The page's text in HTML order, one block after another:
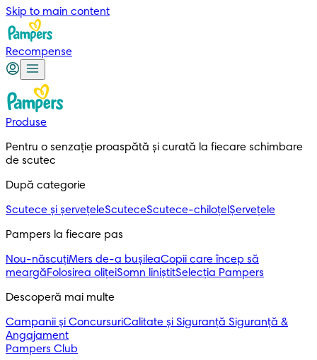
Skip to main content
Recompense
Produse
Pentru o senzație proaspătă și curată la fiecare schimbare
de scutec
După categorie
Scutece și șervețeleScuteceScutece-chiloțelȘervețele
Pampers la fiecare pas
Nou-născuțiMers de-a bușileaCopii care încep să
meargăFolosirea olițeiSomn liniștitSelecția Pampers
Descoperă mai multe
Campanii și ConcursuriCalitate și Siguranță Siguranță &
Angajament
Pampers Club